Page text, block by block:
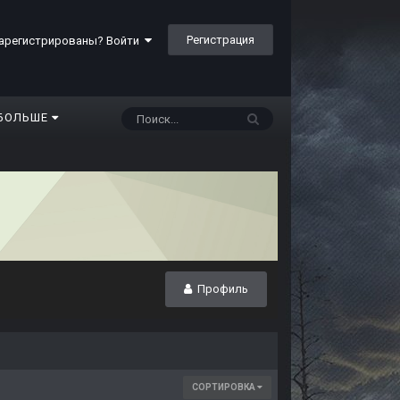
Войти Регистрация
Профиль
СОРТИРОВКА